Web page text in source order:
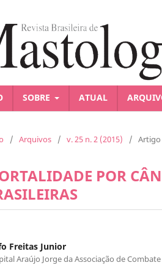
SOBRE ATUAL
/ Arquivos / v. 25 n. 2 (2015) /
POR
Freitas Junior
Araújo Jorge da Associação de